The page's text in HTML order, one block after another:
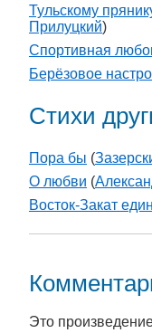
Тульскому
Прилуцкий)
Спортивная
Берёзовое
Стихи
Пора бы (
О любви (
Восток-Закат
Это